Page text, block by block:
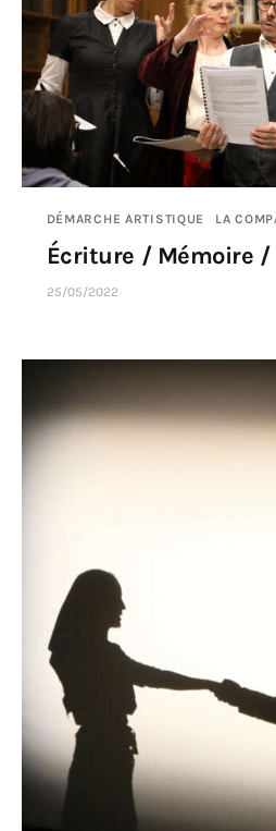
DÉMARCHE ARTISTIQUE LA
Écriture / Mémoire
25/05/2022